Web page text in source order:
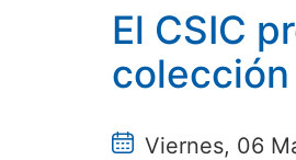
El CSIC
colección
Viernes, 06